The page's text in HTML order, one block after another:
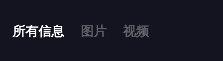
所有信息 图片 视频